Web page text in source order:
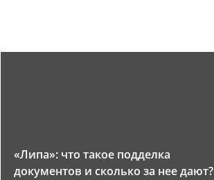
«Липа»: что такое подделка
документов и сколько за нее дают?